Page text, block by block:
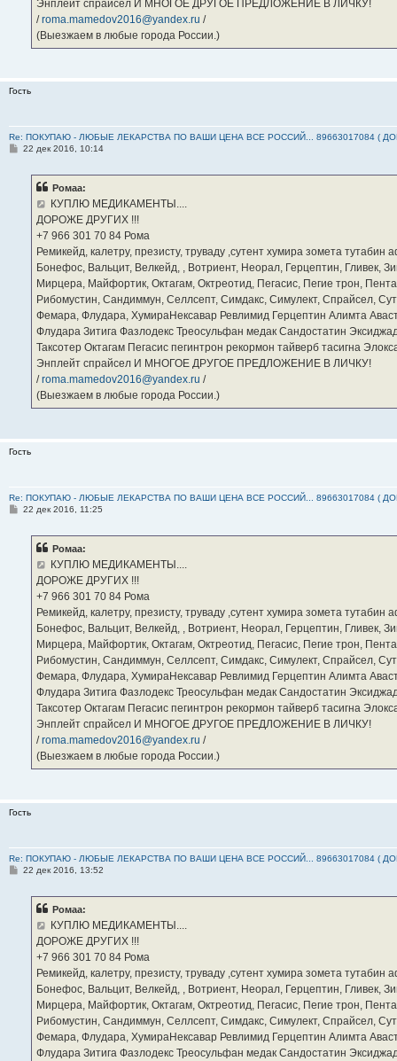
Энплейт спрайсел И МНОГОЕ ДРУГОЕ ПРЕДЛОЖЕНИЕ В ЛИЧКУ!
/roma.mamedov2016@yandex.ru /
(Выезжаем в любые города России.)
Гость
Re: ПОКУПАЮ - ЛЮБЫЕ ЛЕКАРСТВА ПО ВАШИ ЦЕНА ВСЕ РОССИЙ... 89663017084 (
С22 дек 2016, 10:14
Ромаа:
КУПЛЮ МЕДИКАМЕНТЫ....
ДОРОЖЕ ДРУГИХ !!!
‪+7 966 301 70 84‬ Рома
Ремикейд, калетру, презисту, труваду ,сутент хумира зомета
Бонефос, Вальцит, Велкейд, , Вотриент, Неорал, Герцептин, Гливек,
Мирцера, Майфортик, Октагам, Октреотид, Пегасис, Пегие трон,
Рибомустин, Сандиммун, Селлсепт, Симдакс, Симулект, Спрайсел,
Фемара, Флудара, ХумираНексавар Ревлимид Герцептин Алимта
Флудара Зитига Фазлодекс Треосульфан медак Сандостатин
Таксотер Октагам Пегасис пегинтрон рекормон тайверб тасигна
Энплейт спрайсел И МНОГОЕ ДРУГОЕ ПРЕДЛОЖЕНИЕ В ЛИЧКУ!
/roma.mamedov2016@yandex.ru /
(Выезжаем в любые города России.)
Гость
Re: ПОКУПАЮ - ЛЮБЫЕ ЛЕКАРСТВА ПО ВАШИ ЦЕНА ВСЕ РОССИЙ... 89663017084 (
С22 дек 2016, 11:25
Ромаа:
КУПЛЮ МЕДИКАМЕНТЫ....
ДОРОЖЕ ДРУГИХ !!!
‪+7 966 301 70 84‬ Рома
Ремикейд, калетру, презисту, труваду ,сутент хумира зомета
Бонефос, Вальцит, Велкейд, , Вотриент, Неорал, Герцептин, Гливек,
Мирцера, Майфортик, Октагам, Октреотид, Пегасис, Пегие трон,
Рибомустин, Сандиммун, Селлсепт, Симдакс, Симулект, Спрайсел,
Фемара, Флудара, ХумираНексавар Ревлимид Герцептин Алимта
Флудара Зитига Фазлодекс Треосульфан медак Сандостатин
Таксотер Октагам Пегасис пегинтрон рекормон тайверб тасигна
Энплейт спрайсел И МНОГОЕ ДРУГОЕ ПРЕДЛОЖЕНИЕ В ЛИЧКУ!
/roma.mamedov2016@yandex.ru /
(Выезжаем в любые города России.)
Гость
Re: ПОКУПАЮ - ЛЮБЫЕ ЛЕКАРСТВА ПО ВАШИ ЦЕНА ВСЕ РОССИЙ... 89663017084 (
С22 дек 2016, 13:52
Ромаа:
КУПЛЮ МЕДИКАМЕНТЫ....
ДОРОЖЕ ДРУГИХ !!!
‪+7 966 301 70 84‬ Рома
Ремикейд, калетру, презисту, труваду ,сутент хумира зомета
Бонефос, Вальцит, Велкейд, , Вотриент, Неорал, Герцептин, Гливек,
Мирцера, Майфортик, Октагам, Октреотид, Пегасис, Пегие трон,
Рибомустин, Сандиммун, Селлсепт, Симдакс, Симулект, Спрайсел,
Фемара, Флудара, ХумираНексавар Ревлимид Герцептин Алимта
Флудара Зитига Фазлодекс Треосульфан медак Сандостатин